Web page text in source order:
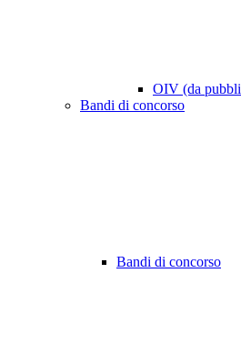
OIV (da
Bandi di concorso
Bandi di concorso